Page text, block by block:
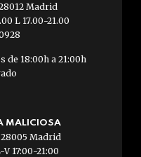
Madrid
L 17.00-21.00
de 18:00h a 21:00h
MALICIOSA
28005 Madrid
V 17:00-21:00